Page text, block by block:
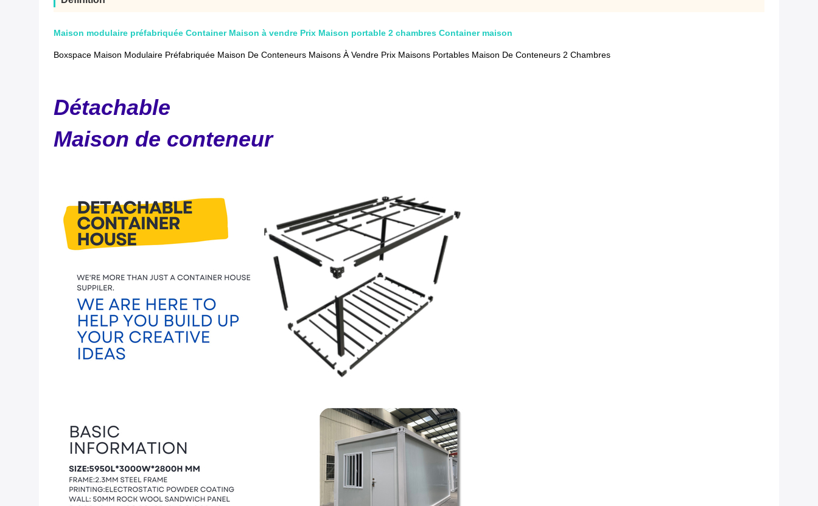
Maison modulaire préfabriquée Container Maison à vendre Prix Maison portable 2 chambres Container maison
Boxspace Maison Modulaire Préfabriquée Maison De Conteneurs Maisons À Vendre Prix Maisons Portables Maison De Conteneurs 2 Chambres
Détachable
Maison de conteneur